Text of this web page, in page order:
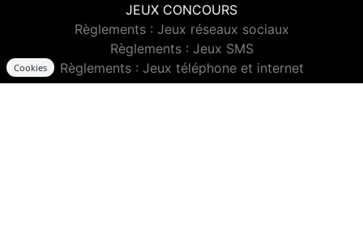
JEUX CONCOURS
Règlements : Jeux réseaux sociaux
Règlements : Jeux SMS
Règlements : Jeux téléphone et internet
Cookies